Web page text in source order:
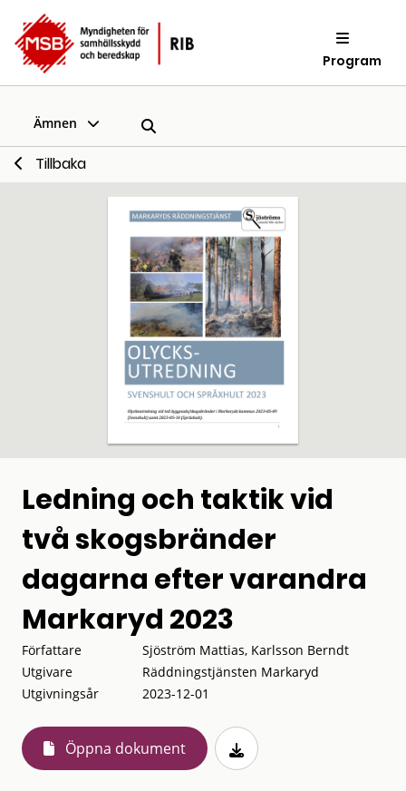
Program
Ämnen
Tillbaka
Ledning och taktik vid
två skogsbränder
dagarna efter varandra
Markaryd 2023
Författare
Sjöström Mattias, Karlsson Berndt
Utgivare
Räddningstjänsten Markaryd
Utgivningsår
2023-12-01
Öppna dokument